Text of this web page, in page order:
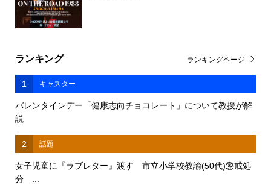
ランキング
1 キャスター
バレンタインデー「健康志向チョコレート」について教授が解
説
2 話題
女子児童に『ラブレター』渡す 市立小学校教諭(50代)懲戒処
分 ...
ランキングページ